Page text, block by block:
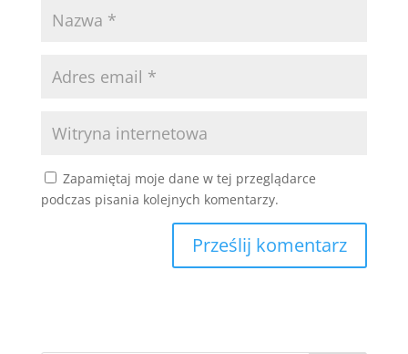
Zapamiętaj moje dane w tej przeglądarce
podczas pisania kolejnych komentarzy.